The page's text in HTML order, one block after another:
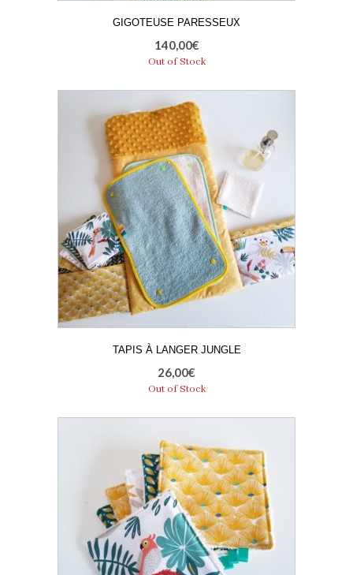
GIGOTEUSE PARESSEUX
140,00€
Out of Stock
TAPIS À LANGER JUNGLE
26,00€
Out of Stock